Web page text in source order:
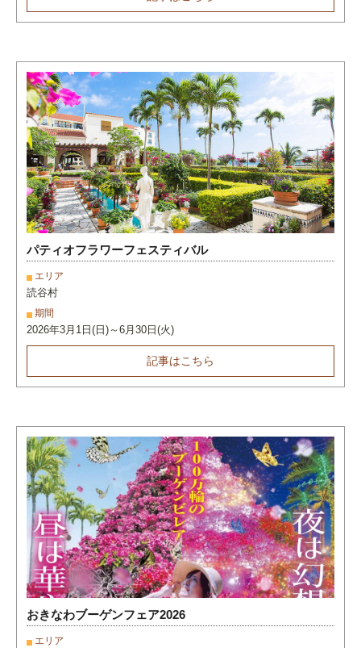
パティオフラワーフェスティバル
エリア
読谷村
期間
2026年3月1日(日)～6月30日(火)
記事はこちら
おきなわブーゲンフェア2026
エリア